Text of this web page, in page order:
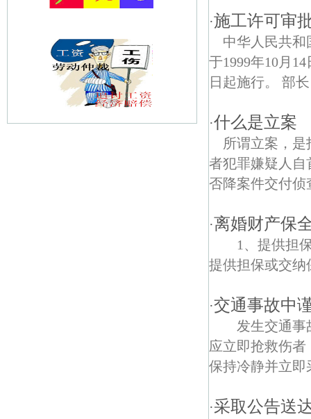
·施工许可审
中华人民共
于1999年10月
日起施行。 部
·什么是立案
所谓立案，
者犯罪嫌疑人
否降案件交付
·离婚财产保
1、提供担
提供担保或交纳
·交通事故中
发生交通事
应立即抢救伤
保持冷静并立即
·采取公告送